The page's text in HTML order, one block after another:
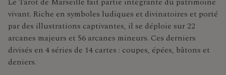
vivant. Riche en symboles ludiques et divinatoires et porté
par des illustrations captivantes, il se déploie sur 22
arcanes majeurs et 56 arcanes mineurs. Ces derniers
divisés en 4 séries de 14 cartes : coupes, épées, bâtons et
deniers.